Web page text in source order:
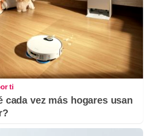
ti
cada vez más hogares usan